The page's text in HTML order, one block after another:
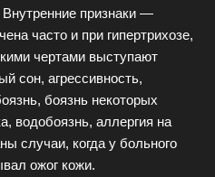
Внутренние признаки —
часто и при гипертрихозе,
чертами выступают
сон, агрессивность,
боязнь некоторых
водобоязнь, аллергия на
случаи, когда у больного
ожог кожи.